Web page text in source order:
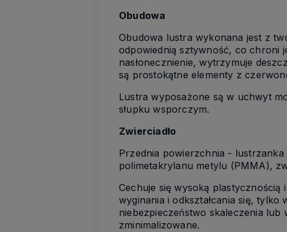
Obudowa
Obudowa lustra wykonana jest z
odpowiednią sztywność, co chroni
nasłonecznienie, wytrzymuje
są prostokątne elementy z
Lustra wyposażone są w uchwyt
słupku wsporczym.
Zwierciadło
Przednia powierzchnia - lustrzanka
polimetakrylanu metylu (PMMA),
Cechuje się wysoką
wyginania i odkształcania się, tylko
niebezpieczeństwo skaleczenia
zminimalizowane.